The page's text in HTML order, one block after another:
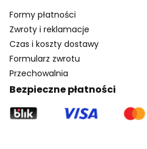
Formy płatności
Zwroty i reklamacje
Czas i koszty dostawy
Formularz zwrotu
Przechowalnia
Bezpieczne płatności